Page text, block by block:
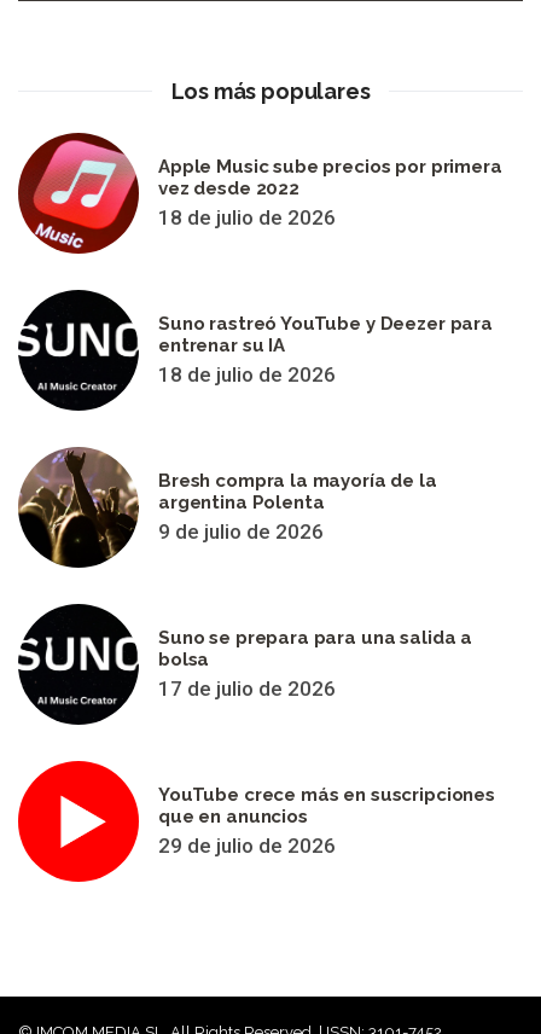
Los más populares
Apple Music sube precios por primera
vez desde 2022
18 de julio de 2026
Suno rastreó YouTube y Deezer para
entrenar su IA
18 de julio de 2026
Bresh compra la mayoría de la
argentina Polenta
9 de julio de 2026
Suno se prepara para una salida a
bolsa
17 de julio de 2026
YouTube crece más en suscripciones
que en anuncios
29 de julio de 2026